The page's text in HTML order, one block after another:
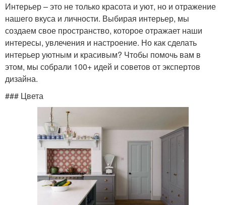
Интерьер – это не только красота и уют, но и отражение
нашего вкуса и личности. Выбирая интерьер, мы
создаем свое пространство, которое отражает наши
интересы, увлечения и настроение. Но как сделать
интерьер уютным и красивым? Чтобы помочь вам в
этом, мы собрали 100+ идей и советов от экспертов
дизайна.
### Цвета